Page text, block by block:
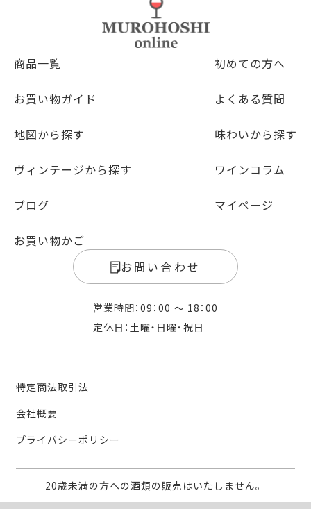
商品一覧 初めての方へ
お買い物ガイド よくある質問
味わいから探す
ヴィンテージから探す
地図から探す
ワインコラム
ブログ マイページ
お買い物かご
お問い合わせ
営業時間：09：00 〜 18：00
定休日：土曜・日曜・祝日
特定商法取引法
会社概要
プライバシーポリシー
20歳未満の方への酒類の販売はいたしません。